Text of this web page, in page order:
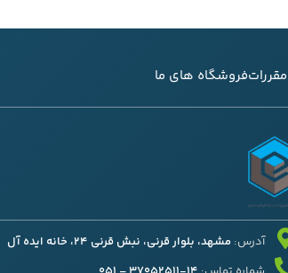
فروشگاه های ما
آدرس: مشهد، بلوار قرنی، نبش قرنی 24، خانه ایده آل